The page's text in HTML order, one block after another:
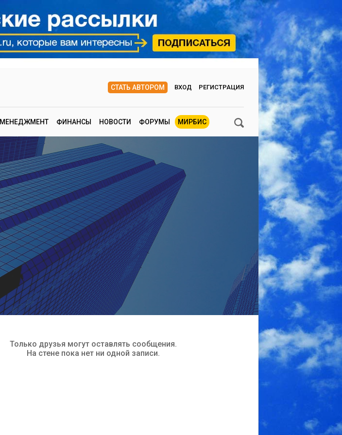
СТАТЬ АВТОРОМ ВХОД РЕГИСТРАЦИЯ
МЕНЕДЖМЕНТ ФИНАНСЫ НОВОСТИ ФОРУМЫ МИРБИС
Только друзья могут оставлять сообщения.
На стене пока нет ни одной записи.